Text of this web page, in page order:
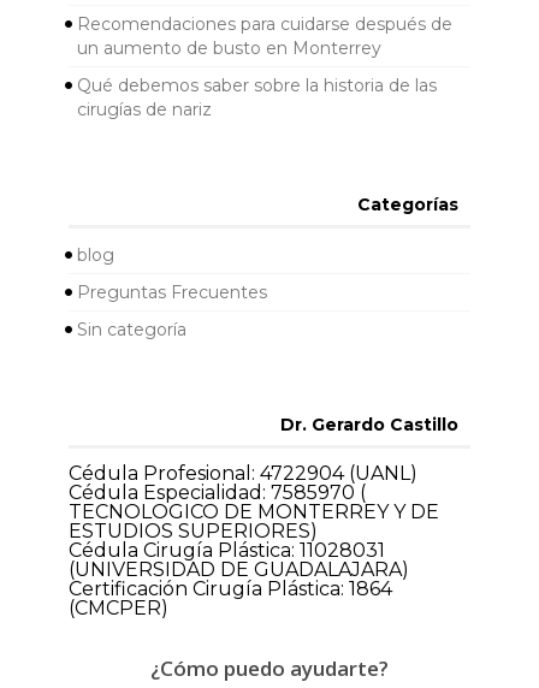
Recomendaciones para cuidarse después de
un aumento de busto en Monterrey
Qué debemos saber sobre la historia de las
cirugías de nariz
Categorías
blog
Preguntas Frecuentes
Sin categoría
Dr. Gerardo Castillo
Cédula Profesional: 4722904 (UANL)
Cédula Especialidad: 7585970 (
TECNOLOGICO DE MONTERREY Y DE
ESTUDIOS SUPERIORES)
Cédula Cirugía Plástica: 11028031
(UNIVERSIDAD DE GUADALAJARA)
Certificación Cirugía Plástica: 1864
(CMCPER)
¿Cómo puedo ayudarte?